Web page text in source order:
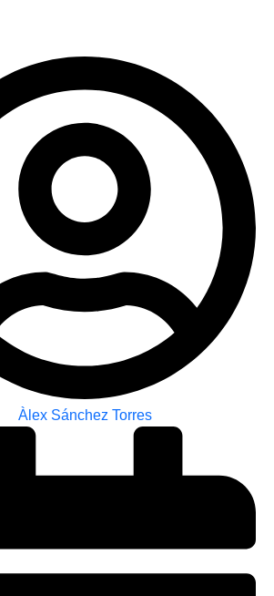
Àlex Sánchez Torres